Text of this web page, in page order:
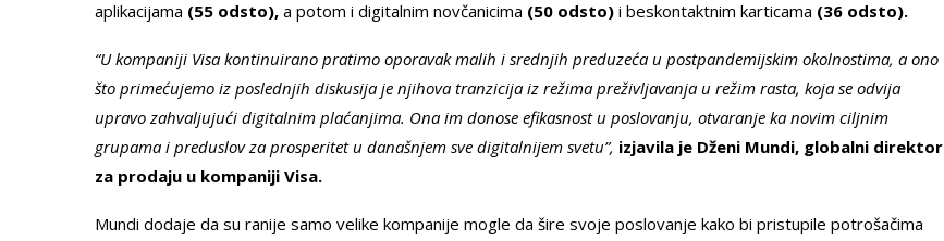
aplikacijama (55 odsto), a potom i digitalnim novčanicima (50 odsto) i beskontaktnim karticama (36 odsto).
“U kompaniji Visa kontinuirano pratimo oporavak malih i srednjih preduzeća u postpandemijskim okolnostima, a ono
što primećujemo iz poslednjih diskusija je njihova tranzicija iz režima preživljavanja u režim rasta, koja se odvija
upravo zahvaljujući digitalnim plaćanjima. Ona im donose efikasnost u poslovanju, otvaranje ka novim ciljnim
grupama i preduslov za prosperitet u današnjem sve digitalnijem svetu”, izjavila je Dženi Mundi, globalni direktor
za prodaju u kompaniji Visa.
Mundi dodaje da su ranije samo velike kompanije mogle da šire svoje poslovanje kako bi pristupile potrošačima